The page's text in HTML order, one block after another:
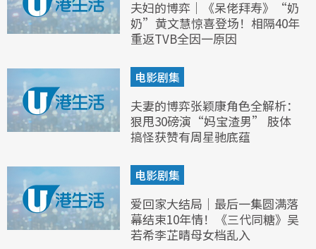
夫妇的博弈｜《呆佬拜寿》“奶
奶”黄文慧惊喜登场！相隔40年
重返TVB全因一原因
电影剧集
夫妻的博弈张颖康角色全解析：
狠甩30磅演“妈宝渣男” 肢体
搞怪获赞有周星驰底蕴
电影剧集
爱回家大结局｜最后一集圆满落
幕结束10年情！《三代同糖》吴
若希李芷晴母女档乱入